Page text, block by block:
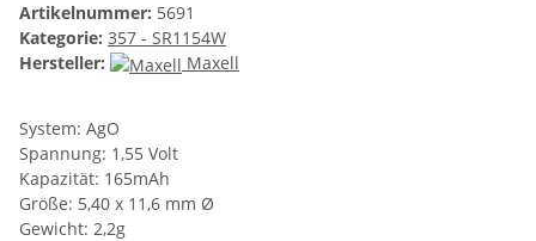
Artikelnummer: 5691
Kategorie: 357 - SR1154W
Hersteller:
Maxell
System: AgO
Spannung: 1,55 Volt
Kapazität: 165mAh
Größe: 5,40 x 11,6 mm Ø
Gewicht: 2,2g